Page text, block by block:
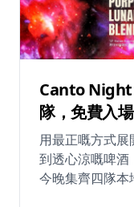
Canto
隊，免費入場
用最正嘅方式
到透心涼嘅啤
今晚集齊四隊本地樂